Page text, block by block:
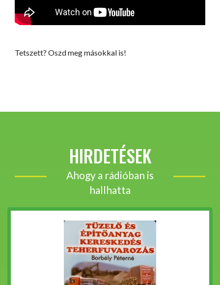
Tetszett? Oszd meg másokkal is!
HIRDETÉSEK
Ahogy a rádióban is
hallhatta